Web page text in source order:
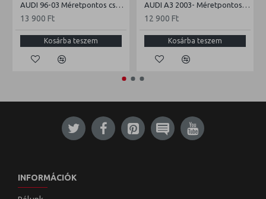
AUDI 96-03 Méretpontos csomagtértálca
13 900 Ft
Kosárba teszem
AUDI A3 2003- Méretpontos csomagtértálca
12 900 Ft
Kosárba teszem
INFORMÁCIÓK